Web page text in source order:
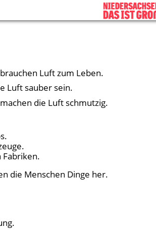
Luft zum Leben.
Luft sauber sein.
die Luft schmutzig.
Fabriken.
die Menschen Dinge her.